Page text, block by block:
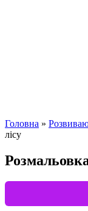
Головна »
лісу